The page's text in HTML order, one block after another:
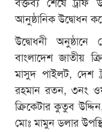
আনুষ্ঠানিক উদ্বোধন
উদ্বোধনী অনুষ্ঠানে
বাংলাদেশ জাতীয়
মাসুদ পাইলট, দেশ
রহমান রতন, ৩নং
ক্রিকেটার কুতুব
মোঃ মামুন ডলার